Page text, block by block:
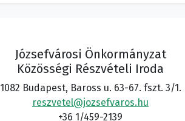
Józsefvárosi Önkormányzat
Közösségi Részvételi Iroda
1082 Budapest, Baross u. 63-67. fszt. 3/1.
reszvetel@jozsefvaros.hu
+36 1/459-2139